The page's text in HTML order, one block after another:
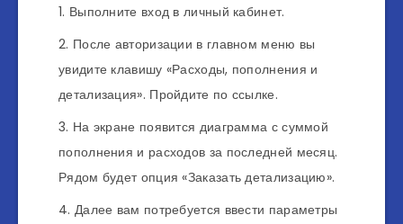
Выполните вход в личный кабинет.
После авторизации в главном меню вы
увидите клавишу «Расходы, пополнения и
детализация». Пройдите по ссылке.
На экране появится диаграмма с суммой
пополнения и расходов за последней месяц.
Рядом будет опция «Заказать детализацию».
Далее вам потребуется ввести параметры